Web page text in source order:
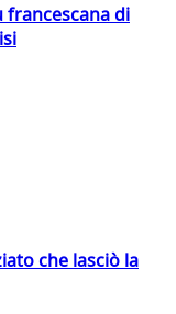
francescana di
che lasciò la